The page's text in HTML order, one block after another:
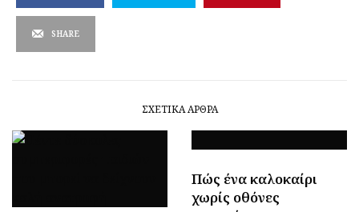
SHARE
ΣΧΕΤΙΚΆ ΆΡΘΡΑ
Πώς ένα καλοκαίρι
χωρίς οθόνες